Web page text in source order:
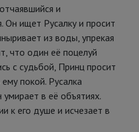
и
Он ищет Русалку и просит
из воды, упрекая
что один её поцелуй
с судьбой, Принц просит
покой. Русалка
умирает в её объятиях.
к его душе и исчезает в